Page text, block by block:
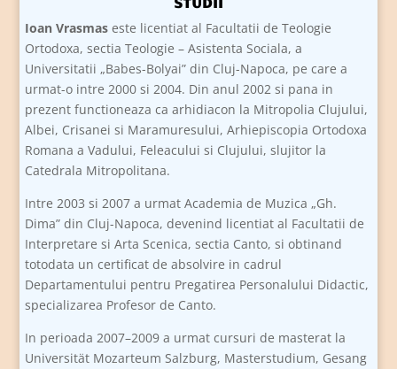
Ioan Vrasmas este licentiat al Facultatii de Teologie
Ortodoxa, sectia Teologie – Asistenta Sociala, a
Universitatii „Babes-Bolyai” din Cluj-Napoca, pe care a
urmat-o intre 2000 si 2004. Din anul 2002 si pana in
prezent functioneaza ca arhidiacon la Mitropolia Clujului,
Albei, Crisanei si Maramuresului, Arhiepiscopia Ortodoxa
Romana a Vadului, Feleacului si Clujului, slujitor la
Catedrala Mitropolitana.
Intre 2003 si 2007 a urmat Academia de Muzica „Gh.
Dima” din Cluj-Napoca, devenind licentiat al Facultatii de
Interpretare si Arta Scenica, sectia Canto, si obtinand
totodata un certificat de absolvire in cadrul
Departamentului pentru Pregatirea Personalului Didactic,
specializarea Profesor de Canto.
In perioada 2007–2009 a urmat cursuri de masterat la
Universität Mozarteum Salzburg, Masterstudium, Gesang